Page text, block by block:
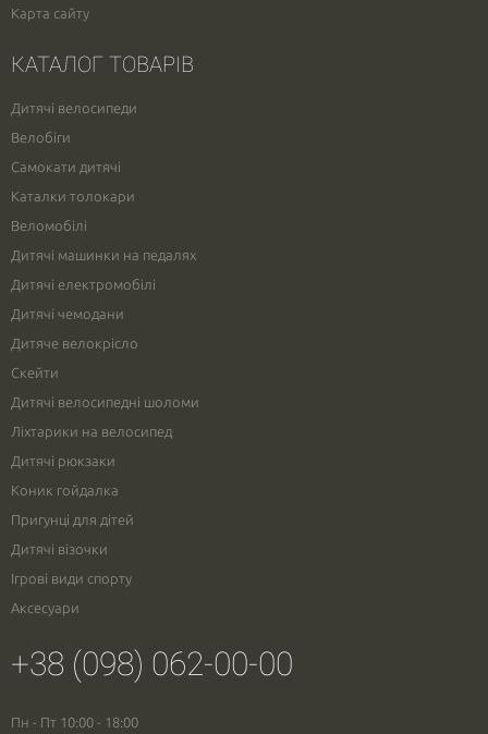
Карта сайту
КАТАЛОГ ТОВАРІВ
Дитячі велосипеди
Велобіги
Самокати дитячі
Каталки толокари
Веломобілі
Дитячі машинки на педалях
Дитячі електромобілі
Дитячі чемодани
Дитяче велокрісло
Скейти
Дитячі велосипедні шоломи
Ліхтарики на велосипед
Дитячі рюкзаки
Коник гойдалка
Пригунці для дітей
Дитячі візочки
Ігрові види спорту
Аксесуари
+38 (098) 062-00-00
Пн - Пт 10:00 - 18:00